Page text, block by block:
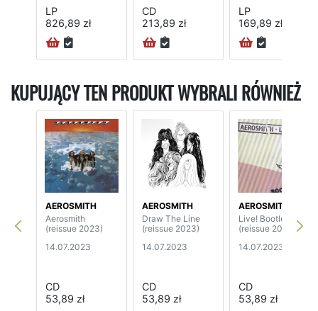
LP
826,89 zł
CD
213,89 zł
LP
169,89 zł
KUPUJĄCY TEN PRODUKT WYBRALI RÓWNIEŻ
AEROSMITH
Aerosmith
(reissue 2023)
14.07.2023
CD
53,89 zł
AEROSMITH
Draw The Line
(reissue 2023)
14.07.2023
CD
53,89 zł
AEROSMITH
Live! Bootleg
(reissue 2023)
14.07.2023
CD
53,89 zł